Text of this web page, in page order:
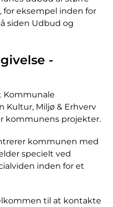
eksempel inden for
siden Udbud og
-
Kommunale
Kultur, Miljø & Erhverv
kommunens projekter.
kommunen med
specielt ved
inden for et
til at kontakte